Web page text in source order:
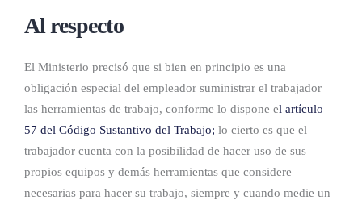
Al respecto
El Ministerio precisó que si bien en principio es una
obligación especial del empleador suministrar el trabajador
las herramientas de trabajo, conforme lo dispone el artículo
57 del Código Sustantivo del Trabajo; lo cierto es que el
trabajador cuenta con la posibilidad de hacer uso de sus
propios equipos y demás herramientas que considere
necesarias para hacer su trabajo, siempre y cuando medie un